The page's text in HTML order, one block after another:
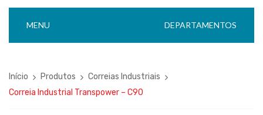
DEPARTAMENTOS
MENU
Início Produtos
Correias Industriais
Correia Industrial Transpower – C90